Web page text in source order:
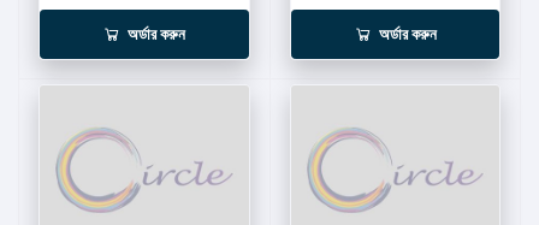
অর্ডার করুন অর্ডার করুন